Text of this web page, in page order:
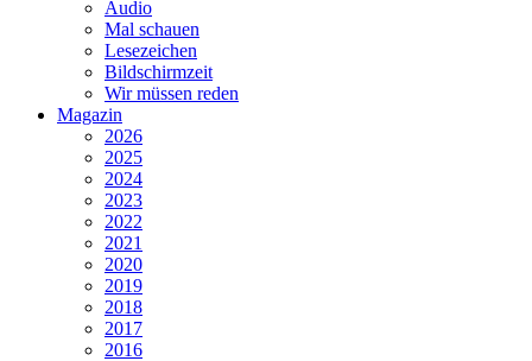
Audio
Mal schauen
Lesezeichen
Bildschirmzeit
Wir müssen reden
Magazin
2026
2025
2024
2023
2022
2021
2020
2019
2018
2017
2016